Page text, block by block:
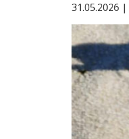
31.05.2026 |